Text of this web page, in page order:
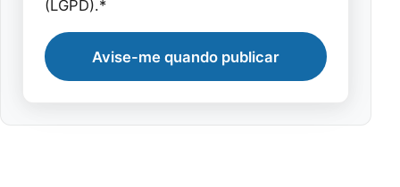
(LGPD).*
Avise-me quando publicar